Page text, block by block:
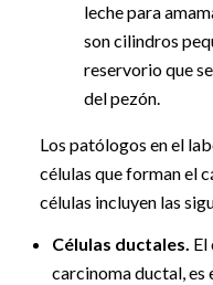
leche para
son cilindros
reservorio que
del pezón.
Los patólogos en el
células que forman el
células incluyen las
Células ductales. El
carcinoma ductal, es